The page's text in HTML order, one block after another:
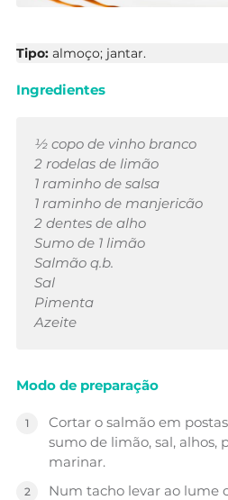
Tipo: almoço; jantar.
Ingredientes
½ copo de vinho branco
2 rodelas de limão
1 raminho de salsa
1 raminho de manjericão
2 dentes de alho
Sumo de 1 limão
Salmão q.b.
Sal
Pimenta
Azeite
Modo de preparação
Cortar o salmão em
sumo de limão, sal, alhos,
marinar.
Num tacho levar ao lume